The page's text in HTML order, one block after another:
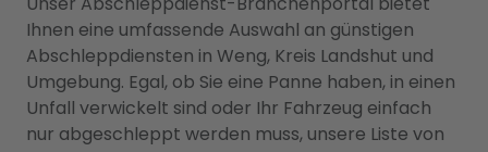
Ihnen eine umfassende Auswahl an günstigen
Abschleppdiensten in Weng, Kreis Landshut und
Umgebung. Egal, ob Sie eine Panne haben, in einen
Unfall verwickelt sind oder Ihr Fahrzeug einfach
nur abgeschleppt werden muss, unsere Liste von